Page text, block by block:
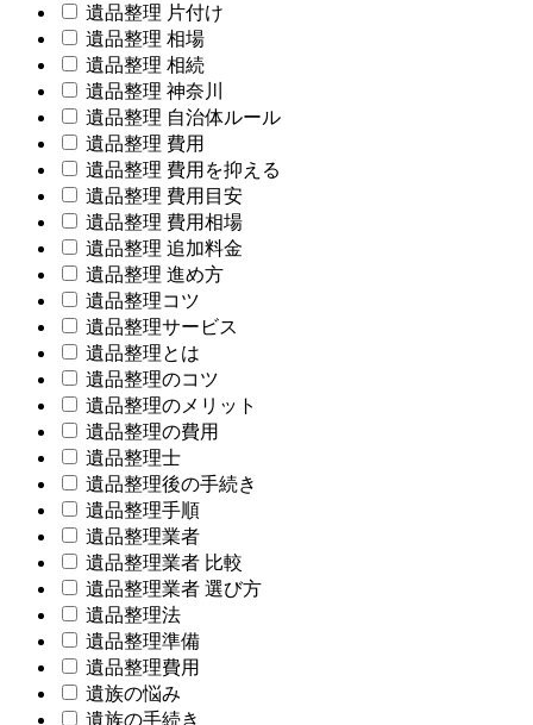
遺品整理 片付け
遺品整理 相場
遺品整理 相続
遺品整理 神奈川
遺品整理 自治体ルール
遺品整理 費用
遺品整理 費用を抑える
遺品整理 費用目安
遺品整理 費用相場
遺品整理 追加料金
遺品整理 進め方
遺品整理コツ
遺品整理サービス
遺品整理とは
遺品整理のコツ
遺品整理のメリット
遺品整理の費用
遺品整理士
遺品整理後の手続き
遺品整理手順
遺品整理業者
遺品整理業者 比較
遺品整理業者 選び方
遺品整理法
遺品整理準備
遺品整理費用
遺族の悩み
遺族の手続き